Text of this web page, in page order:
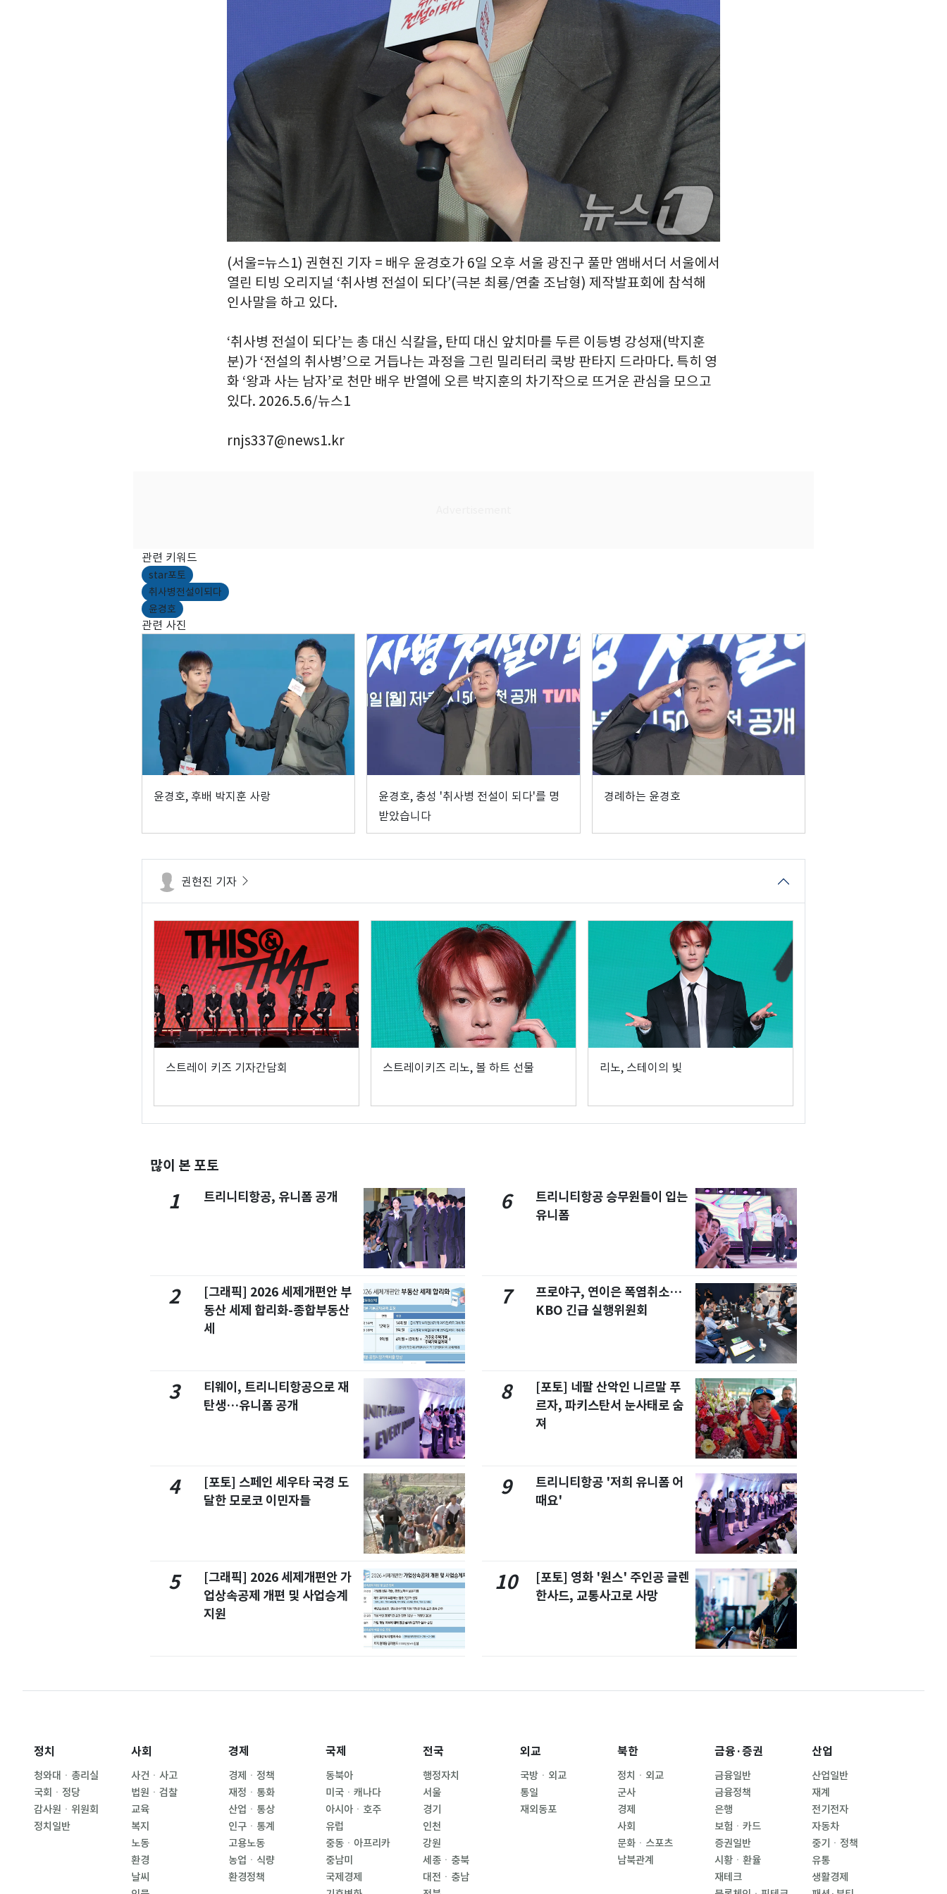
(서울=뉴스1) 권현진 기자 = 배우 윤경호가 6일 오후 서울 광진구 풀만 앰배서더 서울에서
열린 티빙 오리지널 ‘취사병 전설이 되다’(극본 최룡/연출 조남형) 제작발표회에 참석해
인사말을 하고 있다.
‘취사병 전설이 되다’는 총 대신 식칼을, 탄띠 대신 앞치마를 두른 이등병 강성재(박지훈
분)가 ‘전설의 취사병’으로 거듭나는 과정을 그린 밀리터리 쿡방 판타지 드라마다. 특히 영
화 ‘왕과 사는 남자’로 천만 배우 반열에 오른 박지훈의 차기작으로 뜨거운 관심을 모으고
있다. 2026.5.6/뉴스1
rnjs337@news1.kr
관련 키워드
star포토
취사병전설이되다
윤경호
관련 사진
윤경호, 후배 박지훈 사랑
윤경호, 충성 '취사병 전설이 되다'를 명
받았습니다
경례하는 윤경호
권현진 기자
스트레이 키즈 기자간담회 스트레이키즈 리노, 볼 하트 선물 리노, 스테이의 빛
많이 본 포토
1 트리니티항공, 유니폼 공개
2
[그래픽] 2026 세제개편안 부
동산 세제 합리화-종합부동산
세
3
티웨이, 트리니티항공으로 재
탄생…유니폼 공개
4
[포토] 스페인 세우타 국경 도
달한 모로코 이민자들
5
[그래픽] 2026 세제개편안 가
업상속공제 개편 및 사업승계
지원
6
트리니티항공 승무원들이 입는
유니폼
7
프로야구, 연이은 폭염취소…
KBO 긴급 실행위원회
8
[포토] 네팔 산악인 니르말 푸
르자, 파키스탄서 눈사태로 숨
져
9
트리니티항공 '저희 유니폼 어
때요'
10
[포토] 영화 '원스' 주인공 글렌
한사드, 교통사고로 사망
정치
청와대ㆍ총리실
국회ㆍ정당
감사원ㆍ위원회
정치일반
사회
사건ㆍ사고
법원ㆍ검찰
교육
복지
노동
환경
날씨
경제
경제ㆍ정책
재정ㆍ통화
산업ㆍ통상
인구ㆍ통계
고용노동
농업ㆍ식량
환경정책
국제
동북아
미국ㆍ캐나다
아시아ㆍ호주
유럽
중동ㆍ아프리카
중남미
국제경제
전국
행정자치
서울
경기
인천
강원
세종ㆍ충북
대전ㆍ충남
외교
국방ㆍ외교
통일
재외동포
북한
정치ㆍ외교
군사
경제
사회
문화ㆍ스포츠
남북관계
금융·증권
금융일반
금융정책
은행
보험ㆍ카드
증권일반
시황ㆍ환율
재테크
산업
산업일반
재계
전기전자
자동차
중기ㆍ정책
유통
생활경제